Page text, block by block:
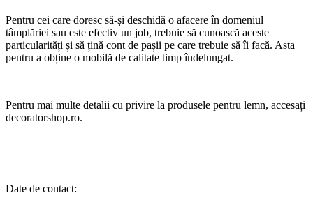
Pentru cei care doresc să-și deschidă o afacere în domeniul
tâmplăriei sau este efectiv un job, trebuie să cunoască aceste
particularități și să țină cont de pașii pe care trebuie să îi facă. Asta
pentru a obține o mobilă de calitate timp îndelungat.
Pentru mai multe detalii cu privire la produsele pentru lemn, accesați
decoratorshop.ro.
Date de contact: